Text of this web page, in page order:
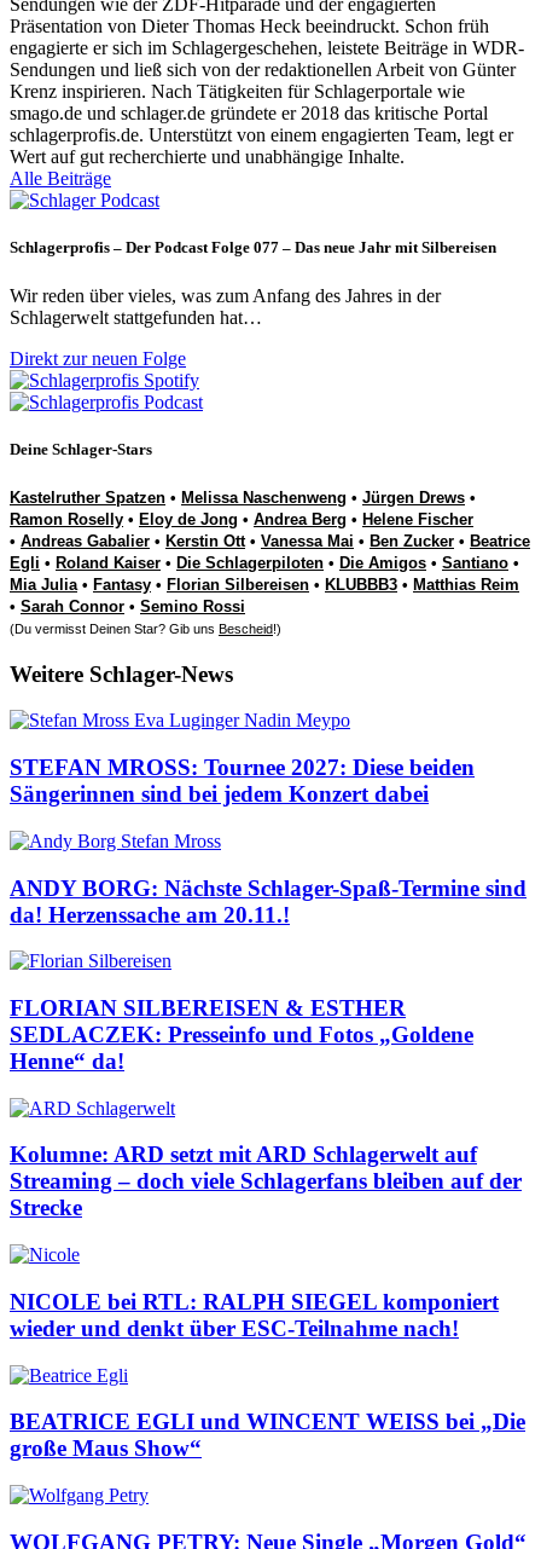
Sendungen wie der ZDF-Hitparade und der engagierten
Präsentation von Dieter Thomas Heck beeindruckt. Schon früh
engagierte er sich im Schlagergeschehen, leistete Beiträge in WDR-
Sendungen und ließ sich von der redaktionellen Arbeit von Günter
Krenz inspirieren. Nach Tätigkeiten für Schlagerportale wie
smago.de und schlager.de gründete er 2018 das kritische Portal
schlagerprofis.de. Unterstützt von einem engagierten Team, legt er
Wert auf gut recherchierte und unabhängige Inhalte.
Alle Beiträge
Schlagerprofis – Der Podcast Folge 077 – Das neue Jahr mit Silbereisen
Wir reden über vieles, was zum Anfang des Jahres in der
Schlagerwelt stattgefunden hat…
Direkt zur neuen Folge
Deine Schlager-Stars
Kastelruther Spatzen • Melissa Naschenweng • Jürgen Drews •
Ramon Roselly • Eloy de Jong • Andrea Berg • Helene Fischer
• Andreas Gabalier • Kerstin Ott• Vanessa Mai • Ben Zucker • Beatrice
Egli • Roland Kaiser • Die Schlagerpiloten • Die Amigos • Santiano •
Mia Julia• Fantasy • Florian Silbereisen • KLUBBB3 • Matthias Reim
• Sarah Connor • Semino Rossi
(Du vermisst Deinen Star? Gib uns Bescheid!)
Weitere Schlager-News
STEFAN MROSS: Tournee 2027: Diese beiden
Sängerinnen sind bei jedem Konzert dabei
ANDY BORG: Nächste Schlager-Spaß-Termine sind
da! Herzenssache am 20.11.!
FLORIAN SILBEREISEN & ESTHER
SEDLACZEK: Presseinfo und Fotos „Goldene
Henne“ da!
Kolumne: ARD setzt mit ARD Schlagerwelt auf
Streaming – doch viele Schlagerfans bleiben auf der
Strecke
NICOLE bei RTL: RALPH SIEGEL komponiert
wieder und denkt über ESC-Teilnahme nach!
BEATRICE EGLI und WINCENT WEISS bei „Die
große Maus Show“
WOLFGANG PETRY: Neue Single „Morgen Gold“